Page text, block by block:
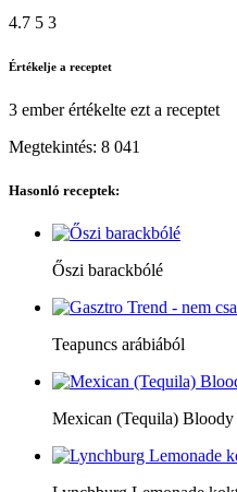
4.7 5 3
Értékelje a receptet
3 emberértékelte ezt a receptet
Megtekintés: 8 041
Hasonló receptek:
Őszi barackbólé
Teapuncs arábiából
Mexican (Tequila)